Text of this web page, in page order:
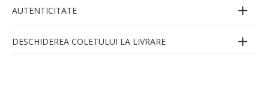
AUTENTICITATE
DESCHIDEREA COLETULUI LA LIVRARE